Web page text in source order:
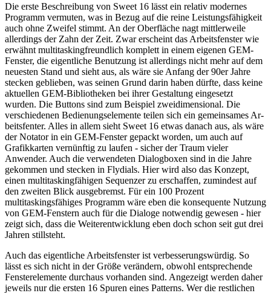
Die erste Beschreibung von Sweet 16 lässt ein relativ modernes
Programm vermuten, was in Bezug auf die reine Leistungsfähigkeit
auch ohne Zweifel stimmt. An der Oberfläche nagt mittlerweile
allerdings der Zahn der Zeit. Zwar erscheint das Arbeitsfenster wie
erwähnt multitaskingfreundlich komplett in einem eigenen GEM-
Fenster, die eigentliche Benutzung ist allerdings nicht mehr auf dem
neuesten Stand und sieht aus, als wäre sie Anfang der 90er Jahre
stecken geblieben, was seinen Grund darin haben dürfte, dass keine
aktuellen GEM-Bibliotheken bei ihrer Gestaltung eingesetzt
wurden. Die Buttons sind zum Beispiel zweidimensional. Die
verschiedenen Bedienungselemente teilen sich ein gemeinsames Ar-
beitsfenter. Alles in allem sieht Sweet 16 etwas danach aus, als wäre
der Notator in ein GEM-Fenster gepackt worden, um auch auf
Grafikkarten vernünftig zu laufen - sicher der Traum vieler
Anwender. Auch die verwendeten Dialogboxen sind in die Jahre
gekommen und stecken in Flydials. Hier wird also das Konzept,
einen multitaskingfähigen Sequenzer zu erschaffen, zumindest auf
den zweiten Blick ausgebremst. Für ein 100 Prozent
multitaskingsfähiges Programm wäre eben die konsequente Nutzung
von GEM-Fenstern auch für die Dialoge notwendig gewesen - hier
zeigt sich, dass die Weiterentwicklung eben doch schon seit gut drei
Jahren stillsteht.
Auch das eigentliche Arbeitsfenster ist verbesserungswürdig. So
lässt es sich nicht in der Größe verändern, obwohl entsprechende
Fensterelemente durchaus vorhanden sind. Angezeigt werden daher
jeweils nur die ersten 16 Spuren eines Patterns. Wer die restlichen